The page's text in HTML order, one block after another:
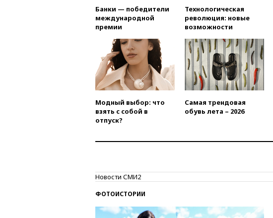
Банки — победители
международной
премии
Технологическая
революция: новые
возможности
Модный выбор: что
взять с собой в
отпуск?
Самая трендовая
обувь лета – 2026
Новости СМИ2
ФОТОИСТОРИИ